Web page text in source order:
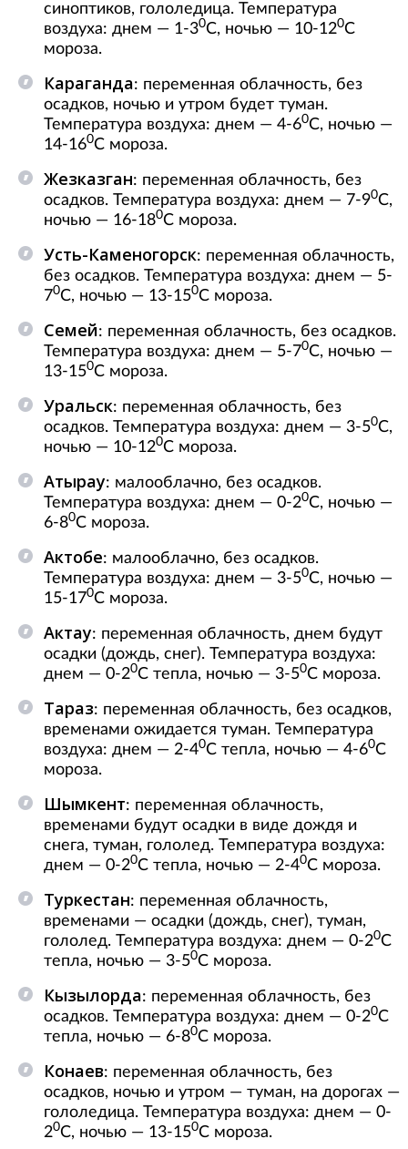
синоптиков, гололедица. Температура
воздуха: днем — 1-30С, ночью — 10-120С
мороза.
Караганда: переменная облачность, без
осадков, ночью и утром будет туман.
Температура воздуха: днем — 4-60С, ночью —
14-160С мороза.
Жезказган: переменная облачность, без
осадков. Температура воздуха: днем — 7-90С,
ночью — 16-180С мороза.
Усть-Каменогорск: переменная облачность,
без осадков. Температура воздуха: днем — 5-
70С, ночью — 13-150С мороза.
Семей: переменная облачность, без осадков.
Температура воздуха: днем — 5-70С, ночью —
13-150С мороза.
Уральск: переменная облачность, без
осадков. Температура воздуха: днем — 3-50С,
ночью — 10-120С мороза.
Атырау: малооблачно, без осадков.
Температура воздуха: днем — 0-20С, ночью —
6-80С мороза.
Актобе: малооблачно, без осадков.
Температура воздуха: днем — 3-50С, ночью —
15-170С мороза.
Актау: переменная облачность, днем будут
осадки (дождь, снег). Температура воздуха:
днем — 0-20С тепла, ночью — 3-50С мороза.
Тараз: переменная облачность, без осадков,
временами ожидается туман. Температура
воздуха: днем — 2-40С тепла, ночью — 4-60С
мороза.
Шымкент: переменная облачность,
временами будут осадки в виде дождя и
снега, туман, гололед. Температура воздуха:
днем — 0-20С тепла, ночью — 2-40С мороза.
Туркестан: переменная облачность,
временами — осадки (дождь, снег), туман,
гололед. Температура воздуха: днем — 0-20С
тепла, ночью — 3-50С мороза.
Кызылорда: переменная облачность, без
осадков. Температура воздуха: днем — 0-20С
тепла, ночью — 6-80С мороза.
Конаев: переменная облачность, без
осадков, ночью и утром — туман, на дорогах —
гололедица. Температура воздуха: днем — 0-
20С, ночью — 13-150С мороза.